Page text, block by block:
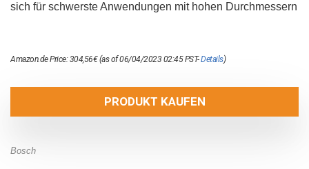
sich für schwerste Anwendungen mit hohen Durchmessern
Amazon.de Price:304,56€(as of 06/04/2023 02:45 PST-Details)
PRODUKT KAUFEN
Bosch